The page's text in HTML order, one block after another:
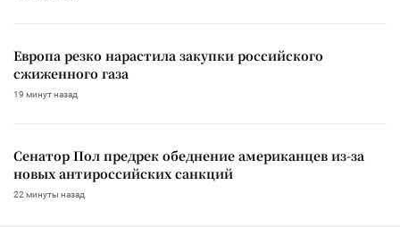
Европа резко нарастила закупки российского
сжиженного газа
19 минут назад
Сенатор Пол предрек обеднение американцев из-за
новых антироссийских санкций
22 минуты назад